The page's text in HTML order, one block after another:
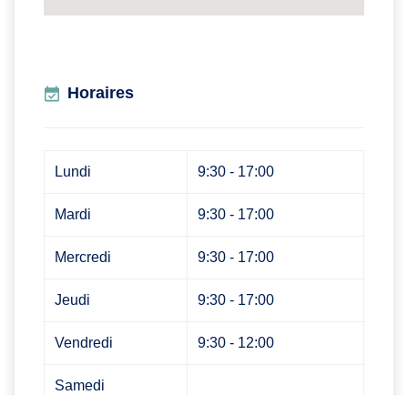
Horaires
Lundi 9:30 - 17:00
Mardi 9:30 - 17:00
Mercredi 9:30 - 17:00
Jeudi 9:30 - 17:00
Vendredi 9:30 - 12:00
Samedi